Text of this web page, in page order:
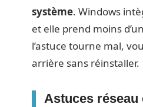
système. Windows
et elle prend moins
l’astuce tourne mal,
arrière sans réinstaller.
Astuces